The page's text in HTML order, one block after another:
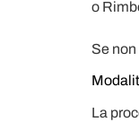
o
Se
La